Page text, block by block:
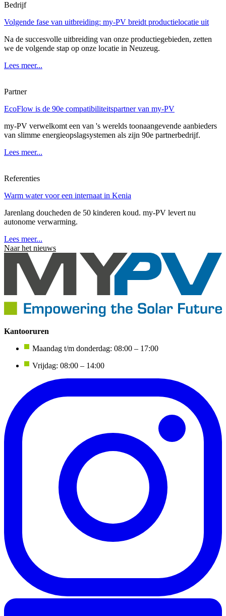
Bedrijf
Volgende fase van uitbreiding: my-PV breidt productielocatie uit
Na de succesvolle uitbreiding van onze productiegebieden, zetten
we de volgende stap op onze locatie in Neuzeug.
Lees meer...
Partner
EcoFlow is de 90e compatibiliteitspartner van my-PV
my-PV verwelkomt een van 's werelds toonaangevende aanbieders
van slimme energieopslagsystemen als zijn 90e partnerbedrijf.
Lees meer...
Referenties
Warm water voor een internaat in Kenia
Jarenlang doucheden de 50 kinderen koud. my-PV levert nu
autonome verwarming.
Lees meer...
Naar het nieuws
Kantooruren
Maandag t/m donderdag: 08:00 – 17:00
Vrijdag: 08:00 – 14:00